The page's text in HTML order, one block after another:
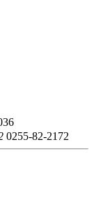
0255-82-2172